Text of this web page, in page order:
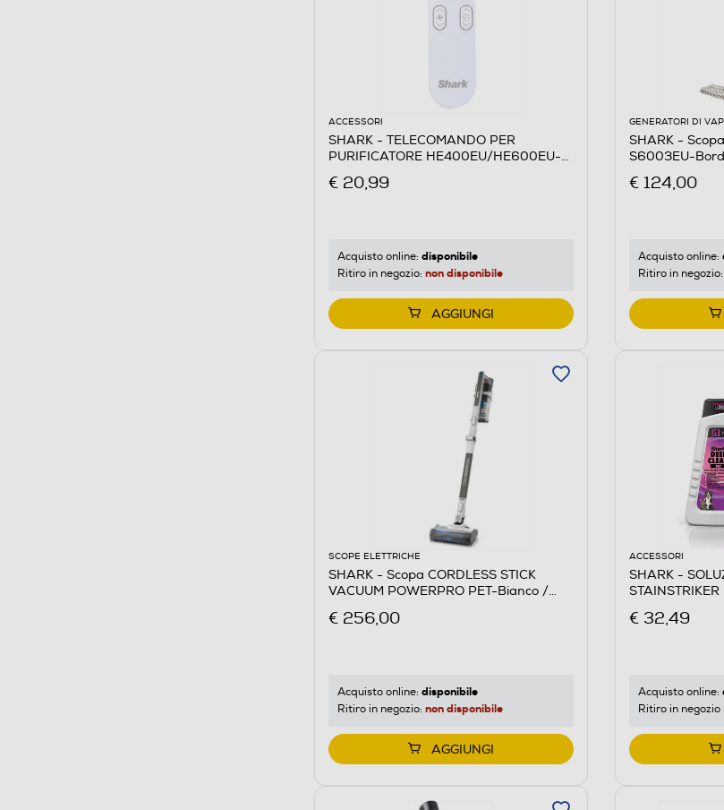
ACCESSORI
SHARK - TELECOMANDO PER
PURIFICATORE HE400EU/HE600EU-
€ 20,99
Acquisto online: disponibile
Ritiro in negozio: non disponibile
AGGIUNGI
GENERATORI DI
SHARK -
S6003EU-
€ 124,00
Acquisto online:
Ritiro in negozio:
SCOPE ELETTRICHE
SHARK - Scopa CORDLESS STICK
VACUUM POWERPRO PET-Bianco /
€ 256,00
Acquisto online: disponibile
Ritiro in negozio: non disponibile
AGGIUNGI
ACCESSORI
SHARK -
€ 32,49
Acquisto online:
Ritiro in